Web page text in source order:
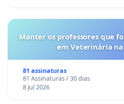
Manter os professores que
em Veterinária na
81 assinaturas
81 Assinaturas / 30 dias
8 Jul 2026